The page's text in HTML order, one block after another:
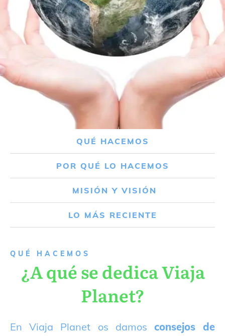
QUÉ HACEMOS
POR QUÉ LO HACEMOS
MISIÓN Y VISIÓN
LO MÁS RECIENTE
QUÉ HACEMOS
¿A qué se dedica Viaja
Planet?
En Viaja Planet os damos consejos de